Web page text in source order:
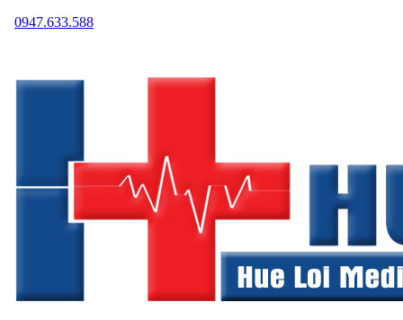
0947.633.588